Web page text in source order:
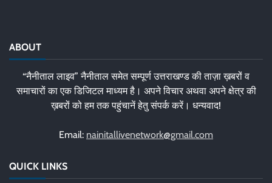
ABOUT
“नैनीताल लाइव” नैनीताल समेत सम्पूर्ण उत्तराखण्ड की ताज़ा ख़बरों व
समाचारों का एक डिजिटल माध्यम है। अपने विचार अथवा अपने क्षेत्र की
ख़बरों को हम तक पहुंचानें हेतु संपर्क करें। धन्यवाद!
Email: nainitallivenetwork@gmail.com
QUICK LINKS